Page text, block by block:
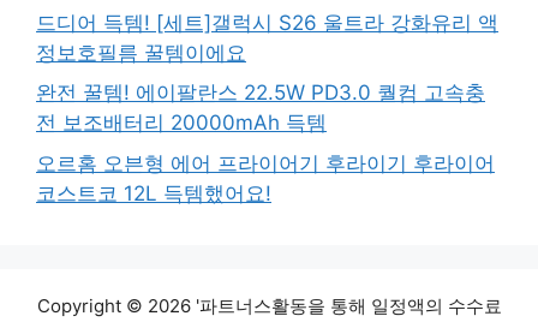
드디어 득템! [세트]갤럭시 S26 울트라 강화유리 액
정보호필름 꿀템이에요
완전 꿀템! 에이팔란스 22.5W PD3.0 퀄컴 고속충
전 보조배터리 20000mAh 득템
오르홈 오븐형 에어 프라이어기 후라이기 후라이어
코스트코 12L 득템했어요!
Copyright © 2026 '파트너스활동을 통해 일정액의 수수료